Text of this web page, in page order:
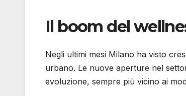
Il boom del
Negli ultimi mesi Milano ha visto
urbano. Le nuove aperture nel
evoluzione, sempre più vicino ai